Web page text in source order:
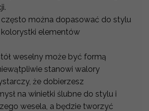
często można dopasować do stylu
elementów
weselny może być formą
stanowi walory
że dobierzesz
na winietki ślubne do stylu i
wesela, a będzie tworzyć